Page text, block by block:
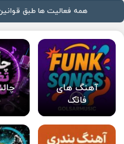
همه فعالیت ها طبق
آهنگ های
فانک